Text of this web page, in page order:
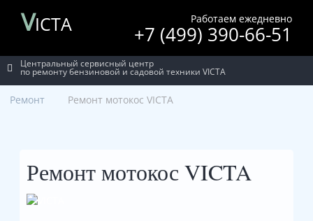
VICTA Работаем ежедневно
+7 (499) 390-66-51
Центральный сервисный центр
по ремонту бензиновой и садовой техники VICTA
Ремонт Ремонт мотокос VICTA
Ремонт мотокос VICTA